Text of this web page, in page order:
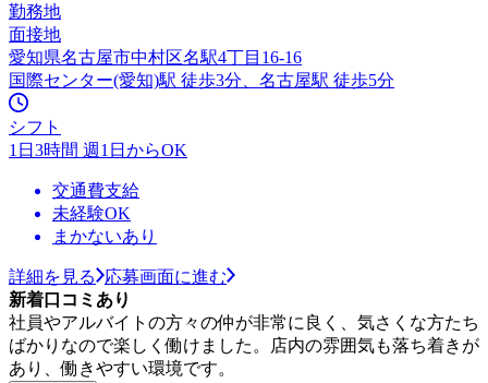
勤務地
面接地
愛知県名古屋市中村区名駅4丁目16-16
国際センター(愛知)駅 徒歩3分、名古屋駅 徒歩5分
シフト
1日3時間 週1日からOK
交通費支給
未経験OK
まかないあり
詳細を見る
応募画面に進む
新着口コミあり
社員やアルバイトの方々の仲が非常に良く、気さくな方たち
ばかりなので楽しく働けました。店内の雰囲気も落ち着きが
あり、働きやすい環境です。